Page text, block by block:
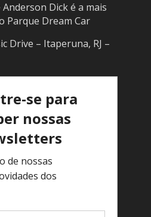
Dick é a mais
Parque Dream Car
Drive – Itaperuna, RJ –